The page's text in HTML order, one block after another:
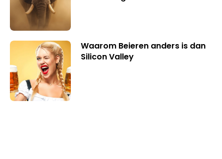
Waarom Beieren anders is dan
Silicon Valley